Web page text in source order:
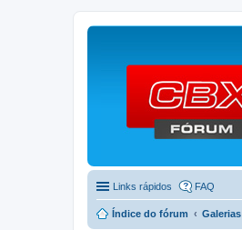
Links rápidos FAQ
Índice do fórum Galerias